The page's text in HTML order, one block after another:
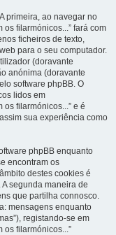
primeira, ao navegar no
filarmónicos...” fará com
ficheiros de texto,
para o seu computador.
(doravante
anónima (doravante
software phpBB. O
lidos em
filarmónicos...” e é
sua experiência como
phpBB enquanto
encontram os
destes cookies é
segunda maneira de
que partilha connosco.
mensagens enquanto
registando-se em
os filarmónicos...”